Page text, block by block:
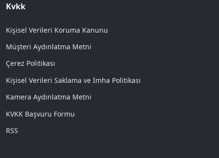
Kvkk
Kişisel Verileri Koruma Kanunu
Müşteri Aydınlatma Metni
Çerez Politikası
Kişisel Verileri Saklama ve İmha Politikası
Kamera Aydınlatma Metni
KVKK Başvuru Formu
RSS